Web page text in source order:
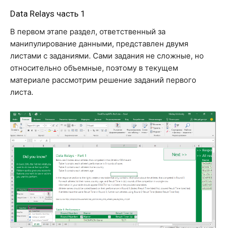
Data Relays часть 1
В первом этапе раздел, ответственный за
манипулирование данными, представлен двумя
листами с заданиями. Сами задания не сложные, но
относительно объемные, поэтому в текущем
материале рассмотрим решение заданий первого
листа.